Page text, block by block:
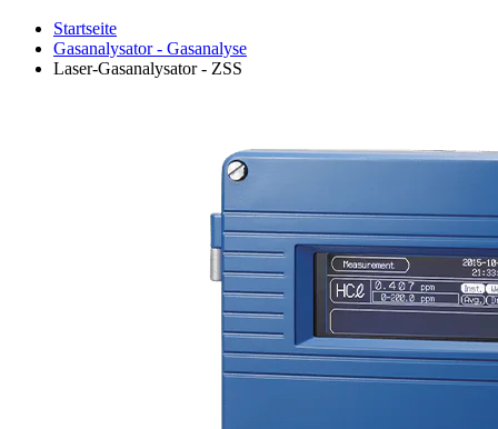
Startseite
Gasanalysator - Gasanalyse
Laser-Gasanalysator - ZSS